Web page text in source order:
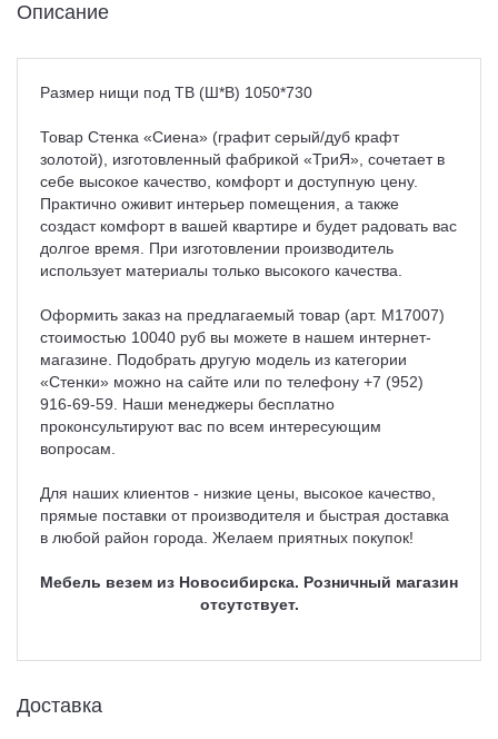
Описание
Размер нищи под ТВ (Ш*В) 1050*730
Товар Стенка «Сиена» (графит серый/дуб крафт
золотой), изготовленный фабрикой «ТриЯ», сочетает в
себе высокое качество, комфорт и доступную цену.
Практично оживит интерьер помещения, а также
создаст комфорт в вашей квартире и будет радовать вас
долгое время. При изготовлении производитель
использует материалы только высокого качества.
Оформить заказ на предлагаемый товар (арт. M17007)
стоимостью 10040 руб вы можете в нашем интернет-
магазине. Подобрать другую модель из категории
«Стенки» можно на сайте или по телефону +7 (952)
916-69-59. Наши менеджеры бесплатно
проконсультируют вас по всем интересующим
вопросам.
Для наших клиентов - низкие цены, высокое качество,
прямые поставки от производителя и быстрая доставка
в любой район города. Желаем приятных покупок!
Мебель везем из Новосибирска. Розничный магазин
отсутствует.
Доставка